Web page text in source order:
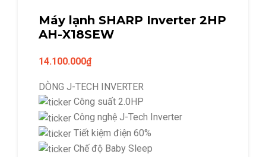
Máy lạnh SHARP Inverter 2HP
AH-X18SEW
14.100.000₫
DÒNG J-TECH INVERTER
Công suất 2.0HP
Công nghệ J-Tech Inverter
Tiết kiệm điện 60%
Chế độ Baby Sleep